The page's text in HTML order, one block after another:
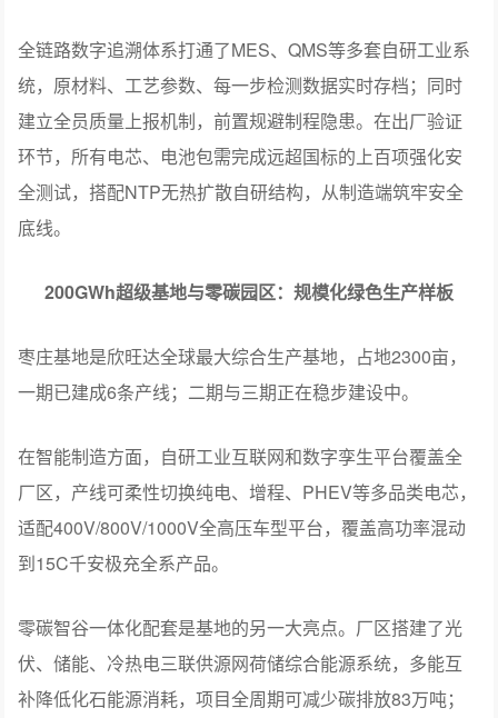
全链路数字追溯体系打通了MES、QMS等多套自研工业系
统，原材料、工艺参数、每一步检测数据实时存档；同时
建立全员质量上报机制，前置规避制程隐患。在出厂验证
环节，所有电芯、电池包需完成远超国标的上百项强化安
全测试，搭配NTP无热扩散自研结构，从制造端筑牢安全
底线。
200GWh超级基地与零碳园区：规模化绿色生产样板
枣庄基地是欣旺达全球最大综合生产基地，占地2300亩，
一期已建成6条产线；二期与三期正在稳步建设中。
在智能制造方面，自研工业互联网和数字孪生平台覆盖全
厂区，产线可柔性切换纯电、增程、PHEV等多品类电芯，
适配400V/800V/1000V全高压车型平台，覆盖高功率混动
到15C千安极充全系产品。
零碳智谷一体化配套是基地的另一大亮点。厂区搭建了光
伏、储能、冷热电三联供源网荷储综合能源系统，多能互
补降低化石能源消耗，项目全周期可减少碳排放83万吨；